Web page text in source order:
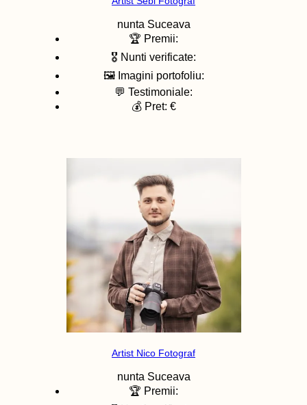
nunta Suceava
🏆 Premii:
🎖️ Nunti verificate:
🖼️ Imagini portofoliu:
💬 Testimoniale:
💰 Pret: €
Artist Nico Fotograf
nunta Suceava
🏆 Premii: